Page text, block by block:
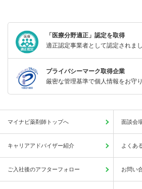
「医療分野適正」認定を取得
適正認定事業者として認定されまし
プライバシーマーク取得企業
厳密な管理基準で個人情報をお守り
マイナビ薬剤師トップへ 面談会
キャリアアドバイザー紹介 よくあ
ご入社後のアフターフォロー お問い